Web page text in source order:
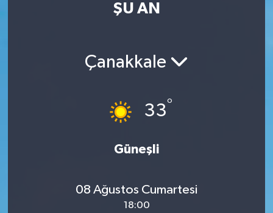
ŞU AN
Çanakkale
33°
Güneşli
08 Ağustos Cumartesi
18:00